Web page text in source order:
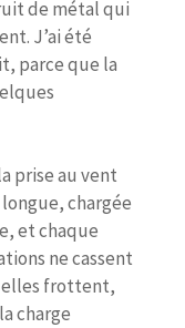
de métal qui
J’ai été
parce que la
prise au vent
chargée
et chaque
ne cassent
elles frottent,
charge